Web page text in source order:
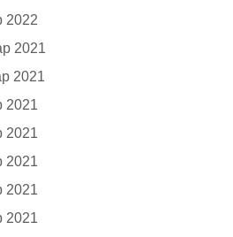
2022
2021
2021
2021
2021
2021
2021
2021